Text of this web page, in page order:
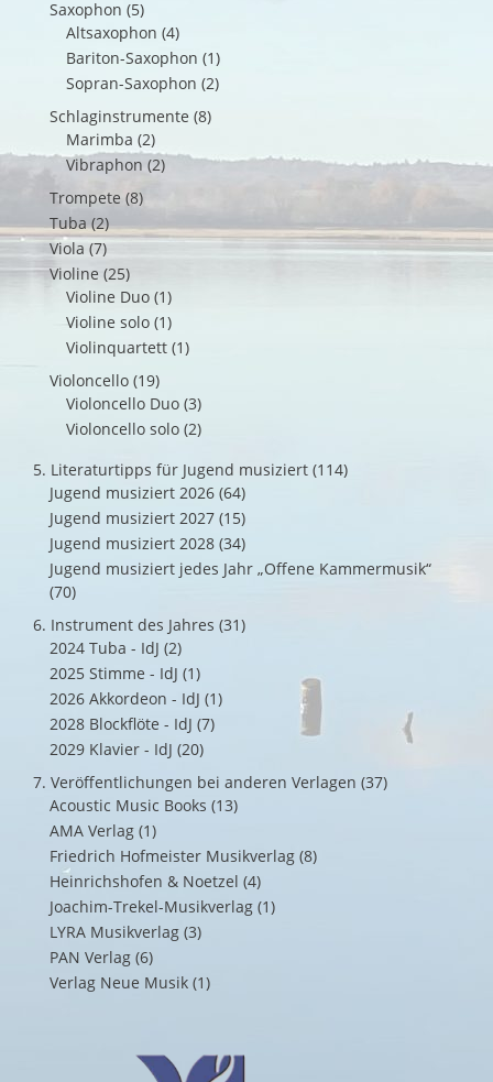
Saxophon (5)
Altsaxophon (4)
Bariton-Saxophon (1)
Sopran-Saxophon (2)
Schlaginstrumente (8)
Marimba (2)
Vibraphon (2)
Trompete (8)
Tuba (2)
Viola (7)
Violine (25)
Violine Duo (1)
Violine solo (1)
Violinquartett (1)
Violoncello (19)
Violoncello Duo (3)
Violoncello solo (2)
5. Literaturtipps für Jugend musiziert (114)
Jugend musiziert 2026 (64)
Jugend musiziert 2027 (15)
Jugend musiziert 2028 (34)
Jugend musiziert jedes Jahr „Offene Kammermusik“
(70)
6. Instrument des Jahres (31)
2024 Tuba - IdJ (2)
2025 Stimme - IdJ (1)
2026 Akkordeon - IdJ (1)
2028 Blockflöte - IdJ (7)
2029 Klavier - IdJ (20)
7. Veröffentlichungen bei anderen Verlagen (37)
Acoustic Music Books (13)
AMA Verlag (1)
Friedrich Hofmeister Musikverlag (8)
Heinrichshofen & Noetzel (4)
Joachim-Trekel-Musikverlag (1)
LYRA Musikverlag (3)
PAN Verlag (6)
Verlag Neue Musik (1)